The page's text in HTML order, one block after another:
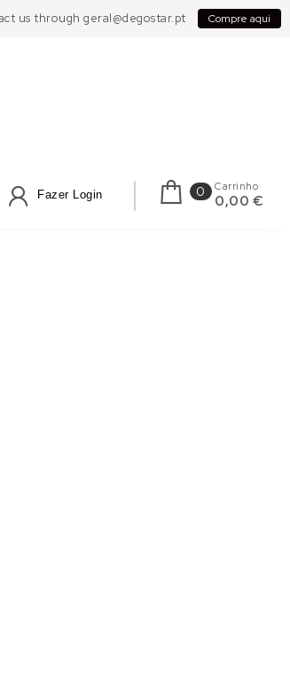
us through geral@degostar.pt Compre aqui
Fazer Login 0 Carrinho
0,00 €